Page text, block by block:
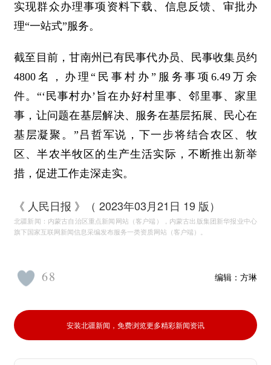
实现群众办理事项资料下载、信息反馈、审批办
理“一站式”服务。
截至目前，甘南州已有民事代办员、民事收集员约
4800名，办理“民事村办”服务事项6.49万余
件。“‘民事村办’旨在办好村里事、邻里事、家里
事，让问题在基层解决、服务在基层拓展、民心在
基层凝聚。”吕哲军说，下一步将结合农区、牧
区、半农半牧区的生产生活实际，不断推出新举
措，促进工作走深走实。
《 人民日报 》（ 2023年03月21日 19 版）
北疆新闻：内蒙古自治区重点新闻网站（客户端），内蒙古出版集团新华报业中心
旗下国家互联网新闻信息采编发布服务一类资质网站（客户端）。
编辑： 方琳
68
安装北疆新闻，免费浏览更多精彩新闻资讯